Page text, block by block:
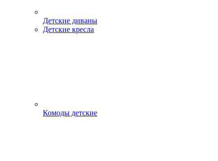
Детские диваны
Детские кресла
Комоды детские